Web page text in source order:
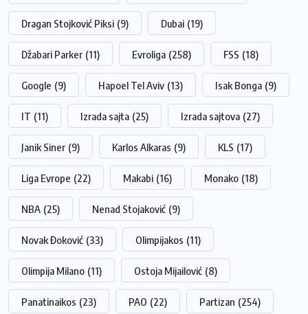
Dragan Stojković Piksi (9) Dubai (19)
Džabari Parker (11) Evroliga (258) FSS (18)
Google (9) Hapoel Tel Aviv (13) Isak Bonga (9)
IT (11) Izrada sajta (25) Izrada sajtova (27)
Janik Siner (9) Karlos Alkaras (9) KLS (17)
Liga Evrope (22) Makabi (16) Monako (18)
NBA (25) Nenad Stojaković (9)
Novak Đoković (33) Olimpijakos (11)
Olimpija Milano (11) Ostoja Mijailović (8)
Panatinaikos (23) PAO (22) Partizan (254)